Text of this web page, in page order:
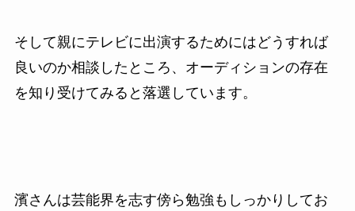
そして親にテレビに出演するためにはどうすれば
良いのか相談したところ、オーディションの存在
を知り受けてみると落選しています。
濱さんは芸能界を志す傍ら勉強もしっかりしてお